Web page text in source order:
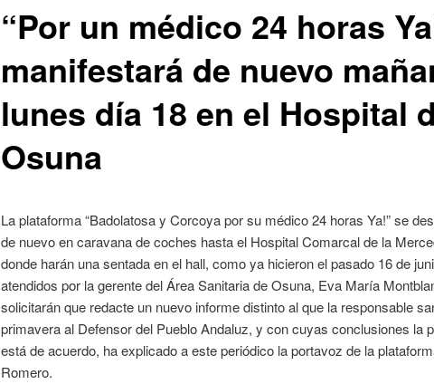
“Por un médico 24 horas
manifestará de nuevo
lunes día 18 en el Hospital
Osuna
La plataforma “Badolatosa y Corcoya por su médico 24 horas Ya!” se
de nuevo en caravana de coches hasta el Hospital Comarcal de la
donde harán una sentada en el hall, como ya hicieron el pasado 16 de
atendidos por la gerente del Área Sanitaria de Osuna, Eva María
solicitarán que redacte un nuevo informe distinto al que la responsable
primavera al Defensor del Pueblo Andaluz, y con cuyas conclusiones la
está de acuerdo, ha explicado a este periódico la portavoz de la
Romero.